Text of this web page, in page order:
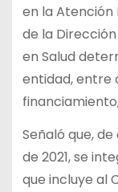
en la Atención
de la
en Salud
entidad, entre
Señaló que,
de 2021, se
que incluye al